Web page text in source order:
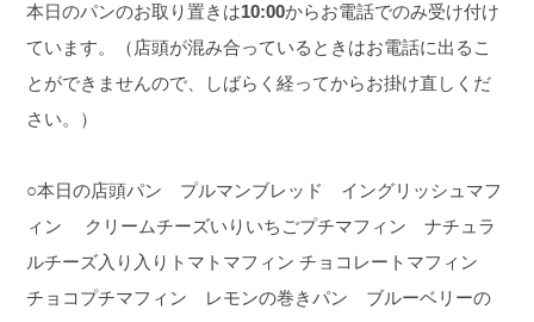
本日のパンのお取り置きは10:00からお電話でのみ受け付け
ています。（店頭が混み合っているときはお電話に出るこ
とができませんので、しばらく経ってからお掛け直しくだ
さい。）
○本日の店頭パン プルマンブレッド イングリッシュマフ
ィン クリームチーズいりいちごプチマフィン ナチュラ
ルチーズ入り入りトマトマフィン チョコレートマフィン
チョコプチマフィン レモンの巻きパン ブルーベリーの